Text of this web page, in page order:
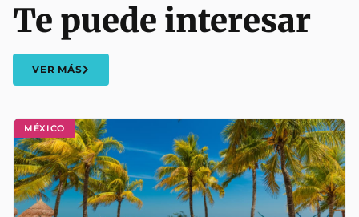
MÉXICO
Te puede interesar
VER MÁS